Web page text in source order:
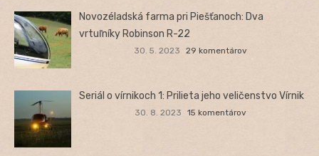
Novozéladská farma pri Piešťanoch: Dva
vrtuľníky Robinson R-22
30. 5. 2023 29 komentárov
Seriál o vírnikoch 1: Prilieta jeho veličenstvo Vírnik
30. 8. 2023 15 komentárov